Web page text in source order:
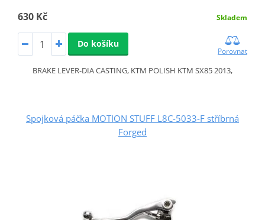
630 Kč Skladem
Do košíku
Porovnat
BRAKE LEVER-DIA CASTING, KTM POLISH KTM SX85 2013,
Spojková páčka MOTION STUFF L8C-5033-F stříbrná
Forged